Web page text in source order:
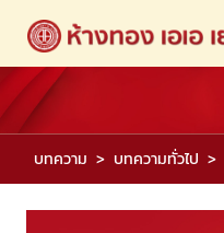
บทความ บทความทั่วไป